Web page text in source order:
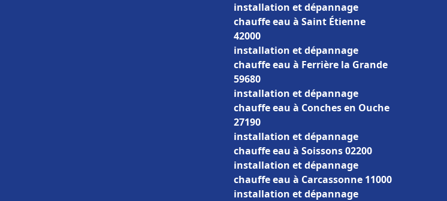
installation et dépannage
chauffe eau à Saint Étienne
42000
installation et dépannage
chauffe eau à Ferrière la Grande
59680
installation et dépannage
chauffe eau à Conches en Ouche
27190
installation et dépannage
chauffe eau à Soissons 02200
installation et dépannage
chauffe eau à Carcassonne 11000
installation et dépannage